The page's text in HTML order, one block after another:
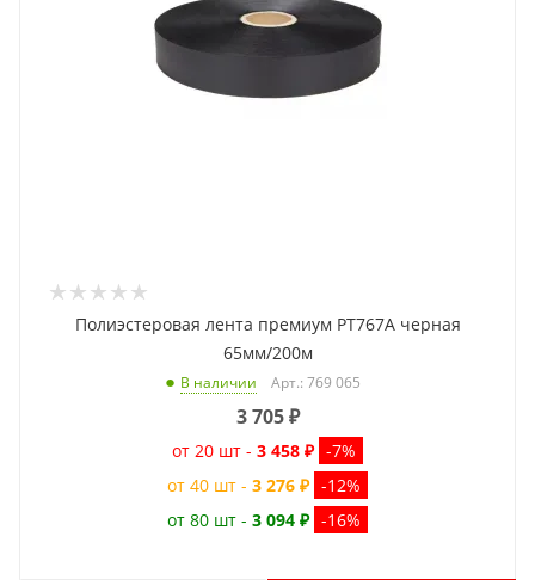
Полиэстеровая лента премиум PT767A черная
65мм/200м
В наличии Арт.: 769 065
3 705₽
от 20 шт - 3 458 ₽ -7%
от 40 шт - 3 276 ₽ -12%
от 80 шт - 3 094 ₽ -16%